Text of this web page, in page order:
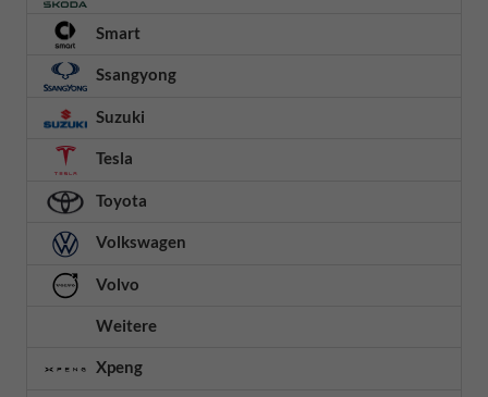
Smart
Ssangyong
Suzuki
Tesla
Toyota
Volkswagen
Volvo
Weitere
Xpeng